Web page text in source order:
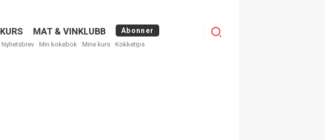
KURS MAT & VINKLUBB Abonner
Nyhetsbrev Min kokebok Mine kurs Kokketips
Logg